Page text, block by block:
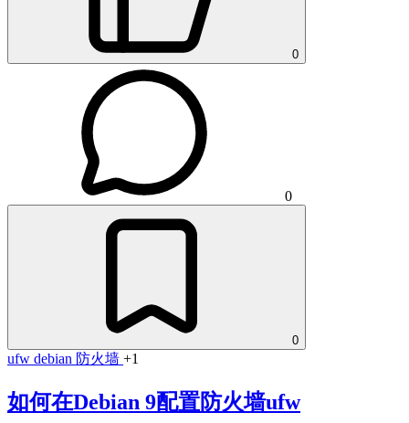
0
0
0
ufw debian 防火墙 +1
如何在Debian 9配置防火墙ufw